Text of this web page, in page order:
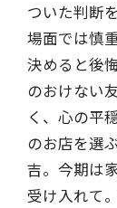
ついた判断
場面では慎
決めると後
のおけない
く、心の平
のお店を選
吉。今期は
受け入れて